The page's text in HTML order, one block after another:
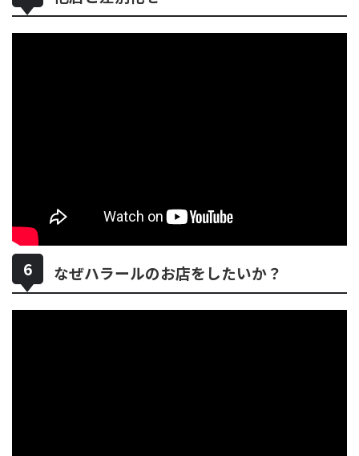
なぜハラールのお店をしたいか？